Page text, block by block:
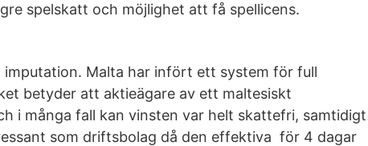
spelskatt och möjlighet att få spellicens.
imputation. Malta har infört ett system för full
betyder att aktieägare av ett maltesiskt
i många fall kan vinsten var helt skattefri, samtidigt
som driftsbolag då den effektiva för 4 dagar